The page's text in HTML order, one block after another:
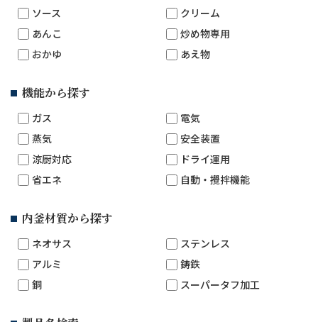
ソース
クリーム
あんこ
炒め物専用
おかゆ
あえ物
機能から探す
ガス
電気
蒸気
安全装置
涼厨対応
ドライ運用
省エネ
自動・攪拌機能
内釜材質から探す
ネオサス
ステンレス
アルミ
鋳鉄
銅
スーパータフ加工